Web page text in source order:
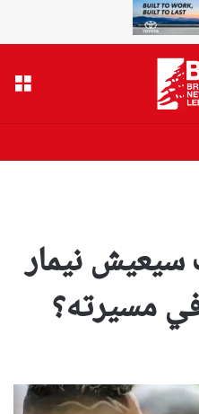
واتهام سياسي لـ”حزب الله”
سيعيش نيمار
مسيرته؟